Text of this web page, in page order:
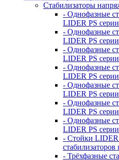
Стабилизаторы
- Однофазные
LIDER PS
- Однофазные
LIDER PS
- Однофазные
LIDER PS
- Однофазные
LIDER PS
- Однофазные
LIDER PS
- Однофазные
LIDER PS
- Однофазные
LIDER PS
- Стойки LIDER
- Трёхфазные